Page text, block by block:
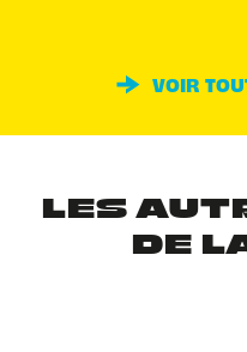
VOIR
LES
DE